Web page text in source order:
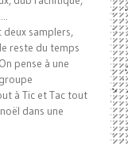
deux samplers,
reste du temps
pense à une
à Tic et Tac tout
dans une